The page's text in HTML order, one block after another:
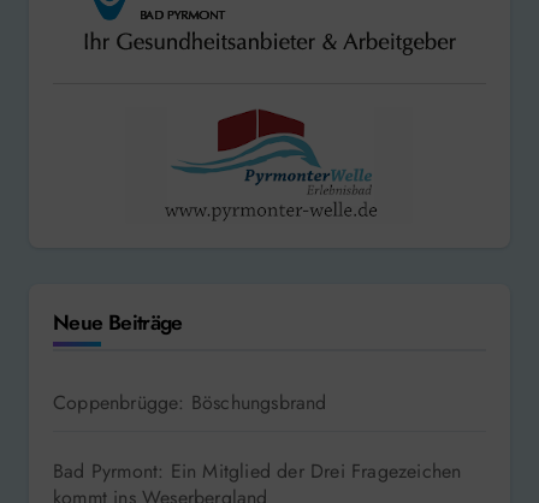
Neue Beiträge
Coppenbrügge: Böschungsbrand
Bad Pyrmont: Ein Mitglied der Drei Fragezeichen